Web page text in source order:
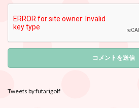
Tweets by futarigolf